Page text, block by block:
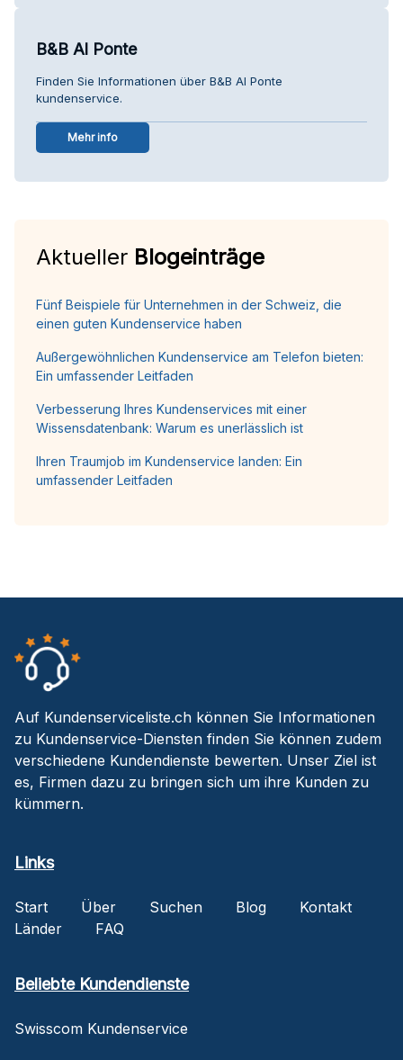
B&B Al Ponte
Finden Sie Informationen über B&B Al Ponte
kundenservice.
Mehr info
Aktueller Blogeinträge
Fünf Beispiele für Unternehmen in der Schweiz, die
einen guten Kundenservice haben
Außergewöhnlichen Kundenservice am Telefon bieten:
Ein umfassender Leitfaden
Verbesserung Ihres Kundenservices mit einer
Wissensdatenbank: Warum es unerlässlich ist
Ihren Traumjob im Kundenservice landen: Ein
umfassender Leitfaden
Auf Kundenserviceliste.ch können Sie Informationen
zu Kundenservice-Diensten finden Sie können zudem
verschiedene Kundendienste bewerten. Unser Ziel ist
es, Firmen dazu zu bringen sich um ihre Kunden zu
kümmern.
Links
Start Über Suchen Blog
Kontakt
Länder
FAQ
Beliebte Kundendienste
Swisscom Kundenservice